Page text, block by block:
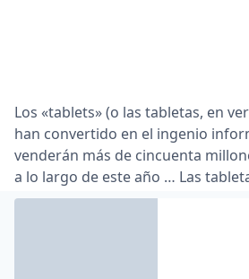
Los «tablets» (o las tabletas, en
han convertido en el ingenio
venderán más de cincuenta
a lo largo de este año … Las
pasajera. Han venido para